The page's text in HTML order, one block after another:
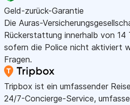
Geld-zurück-Garantie
Die Auras-
Rückerstattung innerhalb von
sofern die Police nicht aktiviert
Fragen.
Tripbox ist ein umfassender
24/7-Concierge-Service,